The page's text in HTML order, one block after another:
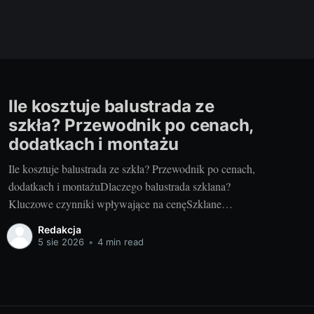
Ile kosztuje balustrada ze
szkła? Przewodnik po cenach,
dodatkach i montażu
Ile kosztuje balustrada ze szkła? Przewodnik po cenach,
dodatkach i montażuDlaczego balustrada szklana?
Kluczowe czynniki wpływające na cenęSzklane
balustrady łączą bezpieczeństwo, lekkość wizualną i
łatwość utrzymania. Na końcową cenę wpływają przede
Redakcja
5 sie 2026 • 4 min read